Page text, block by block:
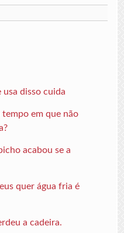
disso cuida
tempo em que não
acabou se a
quer água fria é
a cadeira.